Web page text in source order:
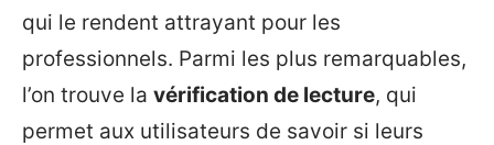
qui le rendent attrayant pour les
professionnels. Parmi les plus remarquables,
l’on trouve la vérification de lecture, qui
permet aux utilisateurs de savoir si leurs